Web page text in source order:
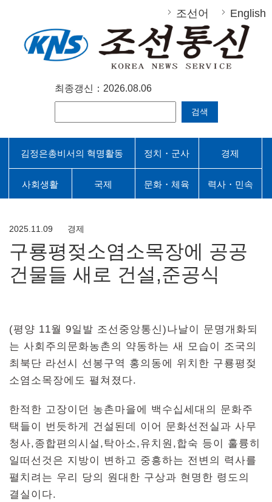
조선어 English
최종갱신：2026.08.06
검색
김정은총비서의 혁명활동 정치・군사 경제
사회생활 국제 문화・체육 력사・민속
2025.11.09 경제
구룡평젖소염소목장에 공공
건물들 새로 건설,준공식
(평양 11월 9일발 조선중앙통신)나날이 문명개화되
는 사회주의문화농촌의 약동하는 새 모습이 조국의
최북단 라선시 선봉구역 홍의동에 위치한 구룡평젖
소염소목장에도 펼쳐졌다.
한적한 고장이던 농촌마을에 백수십세대의 문화주
택들이 번듯하게 건설된데 이어 문화선전실과 사무
청사,종합편의시설,탁아소,유치원,합숙 등이 훌륭히
일떠선것은 지방이 변하고 중흥하는 전변의 력사를
펼치려는 우리 당의 원대한 구상과 현명한 령도의
결실이다.